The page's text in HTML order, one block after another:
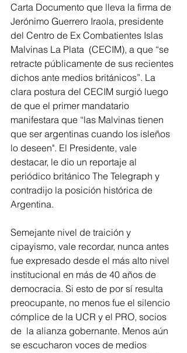
Carta Documento que lleva la firma de
Jerónimo Guerrero Iraola, presidente
del Centro de Ex Combatientes Islas
Malvinas La Plata  (CECIM), a que “se
retracte públicamente de sus recientes
dichos ante medios británicos”. La
clara postura del CECIM surgió luego
de que el primer mandatario
manifestara que “las Malvinas tienen
que ser argentinas cuando los isleños
lo deseen". El Presidente, vale
destacar, le dio un reportaje al
periódico británico The Telegraph y
contradijo la posición histórica de
Argentina.
Semejante nivel de traición y
cipayismo, vale recordar, nunca antes
fue expresado desde el más alto nivel
institucional en más de 40 años de
democracia. Si esto de por sí resulta
preocupante, no menos fue el silencio
cómplice de la UCR y el PRO, socios
de  la alianza gobernante. Menos aún
se escucharon voces de medios